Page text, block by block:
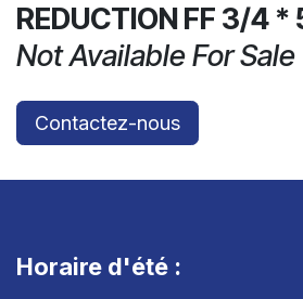
REDUCTION FF 3/4 *
Not Available For Sale
Contactez-nous
Horaire d'été :